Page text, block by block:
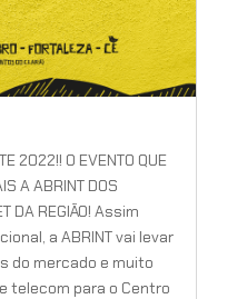
2022!! O EVENTO QUE
A ABRINT DOS
DA REGIÃO! Assim
a ABRINT vai levar
do mercado e muito
telecom para o Centro